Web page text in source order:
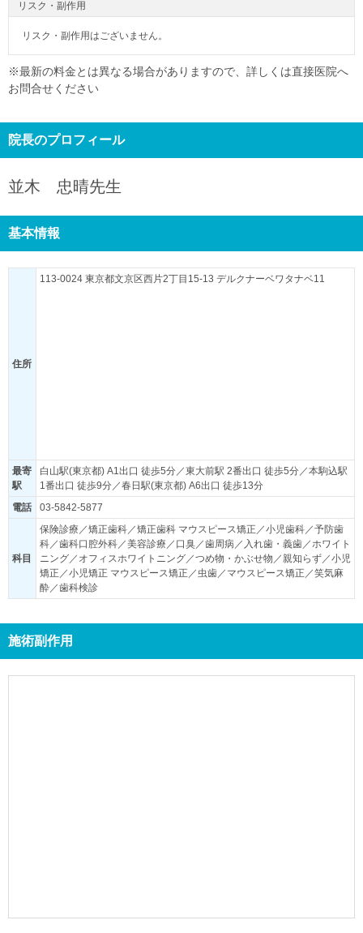
リスク・副作用
リスク・副作用はございません。
※最新の料金とは異なる場合がありますので、詳しくは直接医院へ
お問合せください
院長のプロフィール
並木 忠晴先生
基本情報
住所
113-0024 東京都文京区西片2丁目15-13 デルクナーベワタナベ11
最寄
駅
白山駅(東京都) A1出口 徒歩5分／東大前駅 2番出口 徒歩5分／本駒込駅
1番出口 徒歩9分／春日駅(東京都) A6出口 徒歩13分
電話
03-5842-5877
科目
保険診療／矯正歯科／矯正歯科 マウスピース矯正／小児歯科／予防歯
科／歯科口腔外科／美容診療／口臭／歯周病／入れ歯・義歯／ホワイト
ニング／オフィスホワイトニング／つめ物・かぶせ物／親知らず／小児
矯正／小児矯正 マウスピース矯正／虫歯／マウスピース矯正／笑気麻
酔／歯科検診
施術副作用